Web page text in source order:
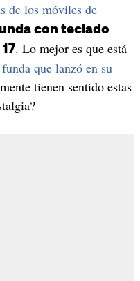
de los móviles de
con teclado
. Lo mejor es que está
funda que lanzó en su
tienen sentido estas